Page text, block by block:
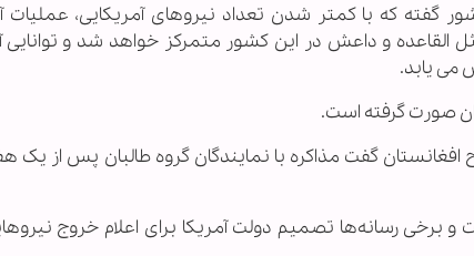
که با کمتر شدن تعداد نیروهای آمریکایی، عملیات
القاعده و داعش در این کشور متمرکز خواهد شد و توانایی
می یابد.
صورت گرفته است.
افغانستان گفت مذاکره با نمایندگان گروه طالبان پس از یک
و برخی رسانه‌ها تصمیم دولت آمریکا برای اعلام خروج